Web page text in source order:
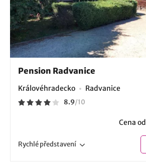
Pension Radvanice
Královéhradecko Radvanice
8.9/10
Cena od
Rychlépředstavení